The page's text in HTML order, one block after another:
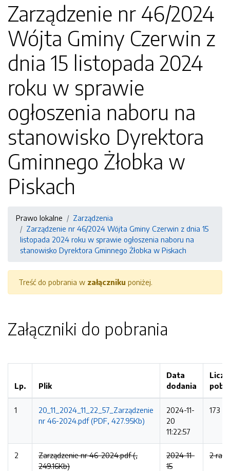
Zarządzenie nr 46/2024
Wójta Gminy Czerwin z
dnia 15 listopada 2024
roku w sprawie
ogłoszenia naboru na
stanowisko Dyrektora
Gminnego Żłobka w
Piskach
Prawo lokalne
Zarządzenia
Zarządzenie nr 46/2024 Wójta Gminy Czerwin z dnia 15
listopada 2024 roku w sprawie ogłoszenia naboru na
stanowisko Dyrektora Gminnego Żłobka w Piskach
Treść do pobrania w załączniku poniżej.
Załączniki do pobrania
Lp. Plik
Data
dodania
1
20_11_2024_11_22_57_Zarządzenie
nr 46-2024.pdf (PDF, 427.95Kb)
2024-11-
20
11:22:57
173
2
Zarządzenie nr 46-2024.pdf (,
249.16Kb)
2024-11-
15
2 razy